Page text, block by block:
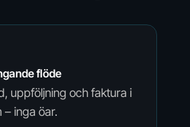
flöde
uppföljning och faktura i
inga öar.